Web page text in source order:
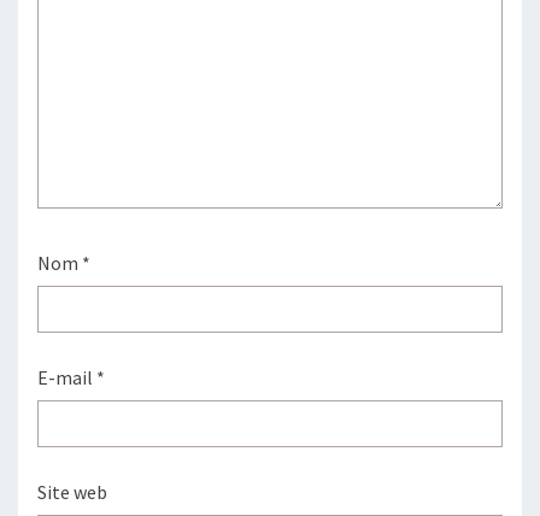
Nom *
E-mail *
Site web